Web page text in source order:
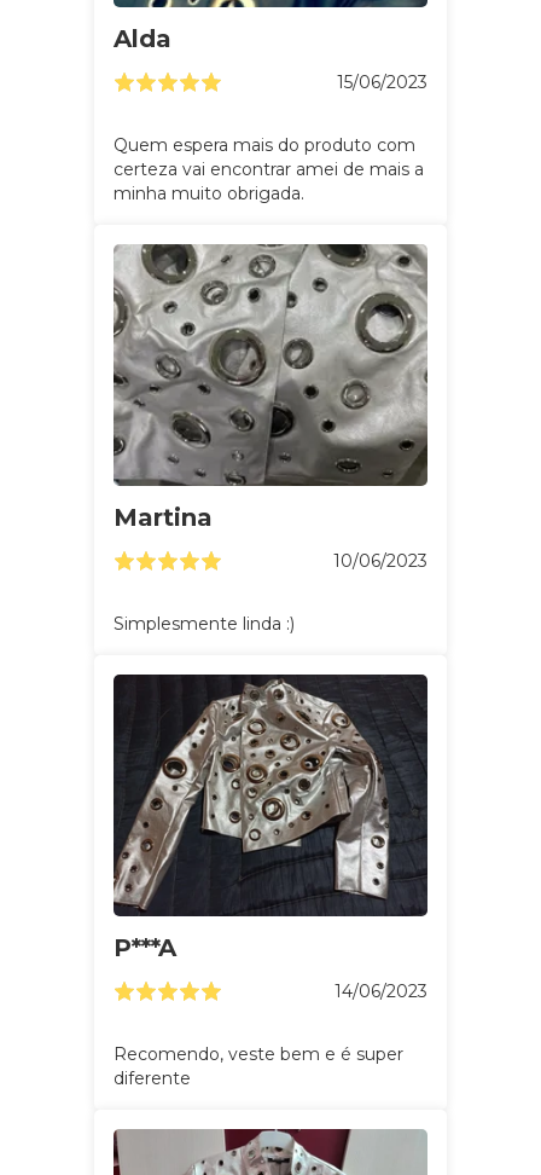
Alda
15/06/2023
Quem espera mais do produto com
certeza vai encontrar amei de mais a
minha muito obrigada.
Martina
10/06/2023
Simplesmente linda :)
P***A
14/06/2023
Recomendo, veste bem e é super
diferente